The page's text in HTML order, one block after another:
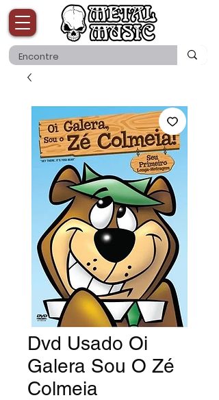
Dvd Usado Oi
Galera Sou O Zé
Colmeia